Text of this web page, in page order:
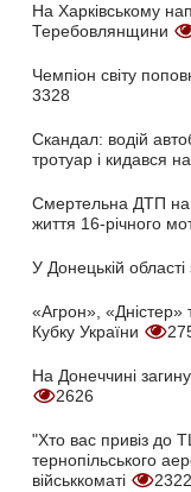
На Харківському
Теребовлянщини
Чемпіон світу
3328
Скандал: водій
тротуар і кидався
Смертельна ДТП на
життя 16-річного
У Донецькій
«Агрон», «Дністер»
Кубку України
На Донеччині
2626
"Хто вас привіз до
тернопільського
військкоматі
2322